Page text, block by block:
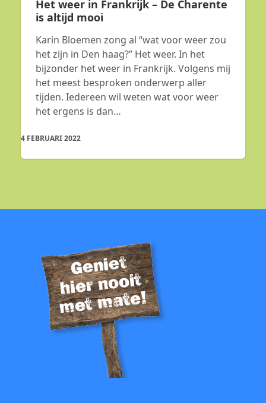
Het weer in Frankrijk – De Charente
is altijd mooi
Karin Bloemen zong al “wat voor weer zou
het zijn in Den haag?” Het weer. In het
bijzonder het weer in Frankrijk. Volgens mij
het meest besproken onderwerp aller
tijden. Iedereen wil weten wat voor weer
het ergens is dan…
4 FEBRUARI 2022